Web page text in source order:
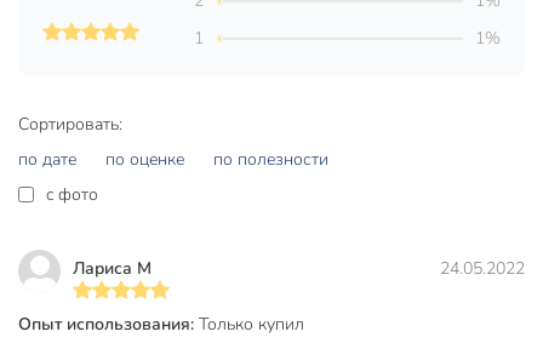
Габариты упаковки
53 x 38 x 31 см
Сортировать:
по дате
по оценке
по полезности
c фото
Лариса М 24.05.2022
Опыт использования: Только купил
1
1%